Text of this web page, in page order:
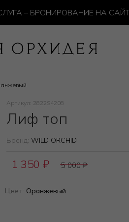
– БРОНИРОВАНИЕ НА САЙТЕ •
Артикул: 2822S4208
Лиф топ
Бренд:WILD ORCHID
1 350₽ 5 000₽
Цвет: Оранжевый